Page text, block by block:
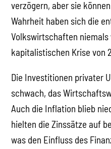
verzögern, aber sie
Wahrheit haben sich die
Volkswirtschaften
kapitalistischen Krise von
Die Investitionen privater
schwach, das
Auch die Inflation blieb
hielten die Zinssätze auf
was den Einfluss des